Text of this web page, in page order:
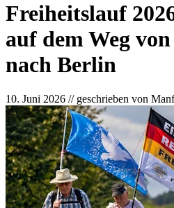
Freiheitslauf
auf dem Weg
nach Berlin
10. Juni 2026 // geschrieben von